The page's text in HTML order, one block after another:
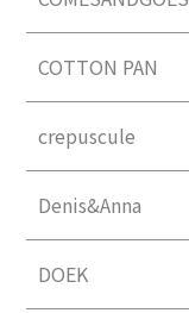
COTTON PAN
crepuscule
Denis&Anna
DOEK